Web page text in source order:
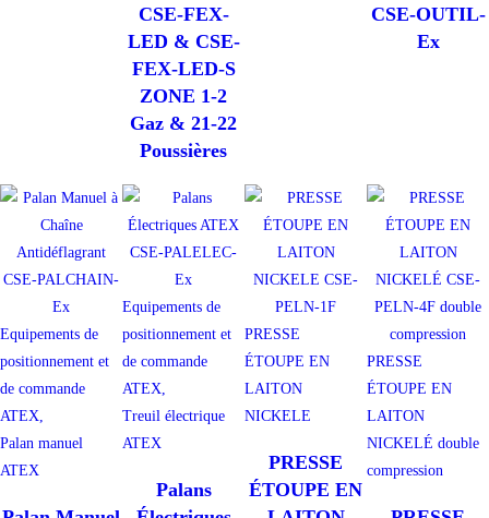
CSE-FEX-
LED & CSE-
FEX-LED-S
ZONE 1-2
Gaz & 21-22
Poussières
CSE-OUTIL-
Ex
Equipements de
positionnement et
de commande
ATEX,
Palan manuel
ATEX
Equipements de
positionnement et
de commande
ATEX,
Treuil électrique
ATEX
Palans
PRESSE
ÉTOUPE EN
LAITON
NICKELE
PRESSE
ÉTOUPE EN
PRESSE
ÉTOUPE EN
LAITON
NICKELÉ double
compression